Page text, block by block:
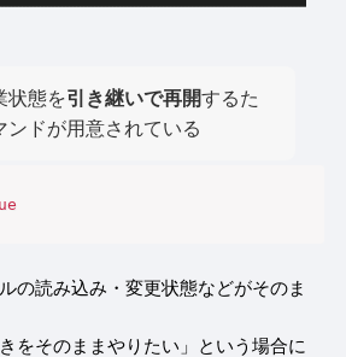
態を引き継いで再開するた
ンドが用意されている
の読み込み・変更状態などがそのま
をそのままやりたい」という場合に